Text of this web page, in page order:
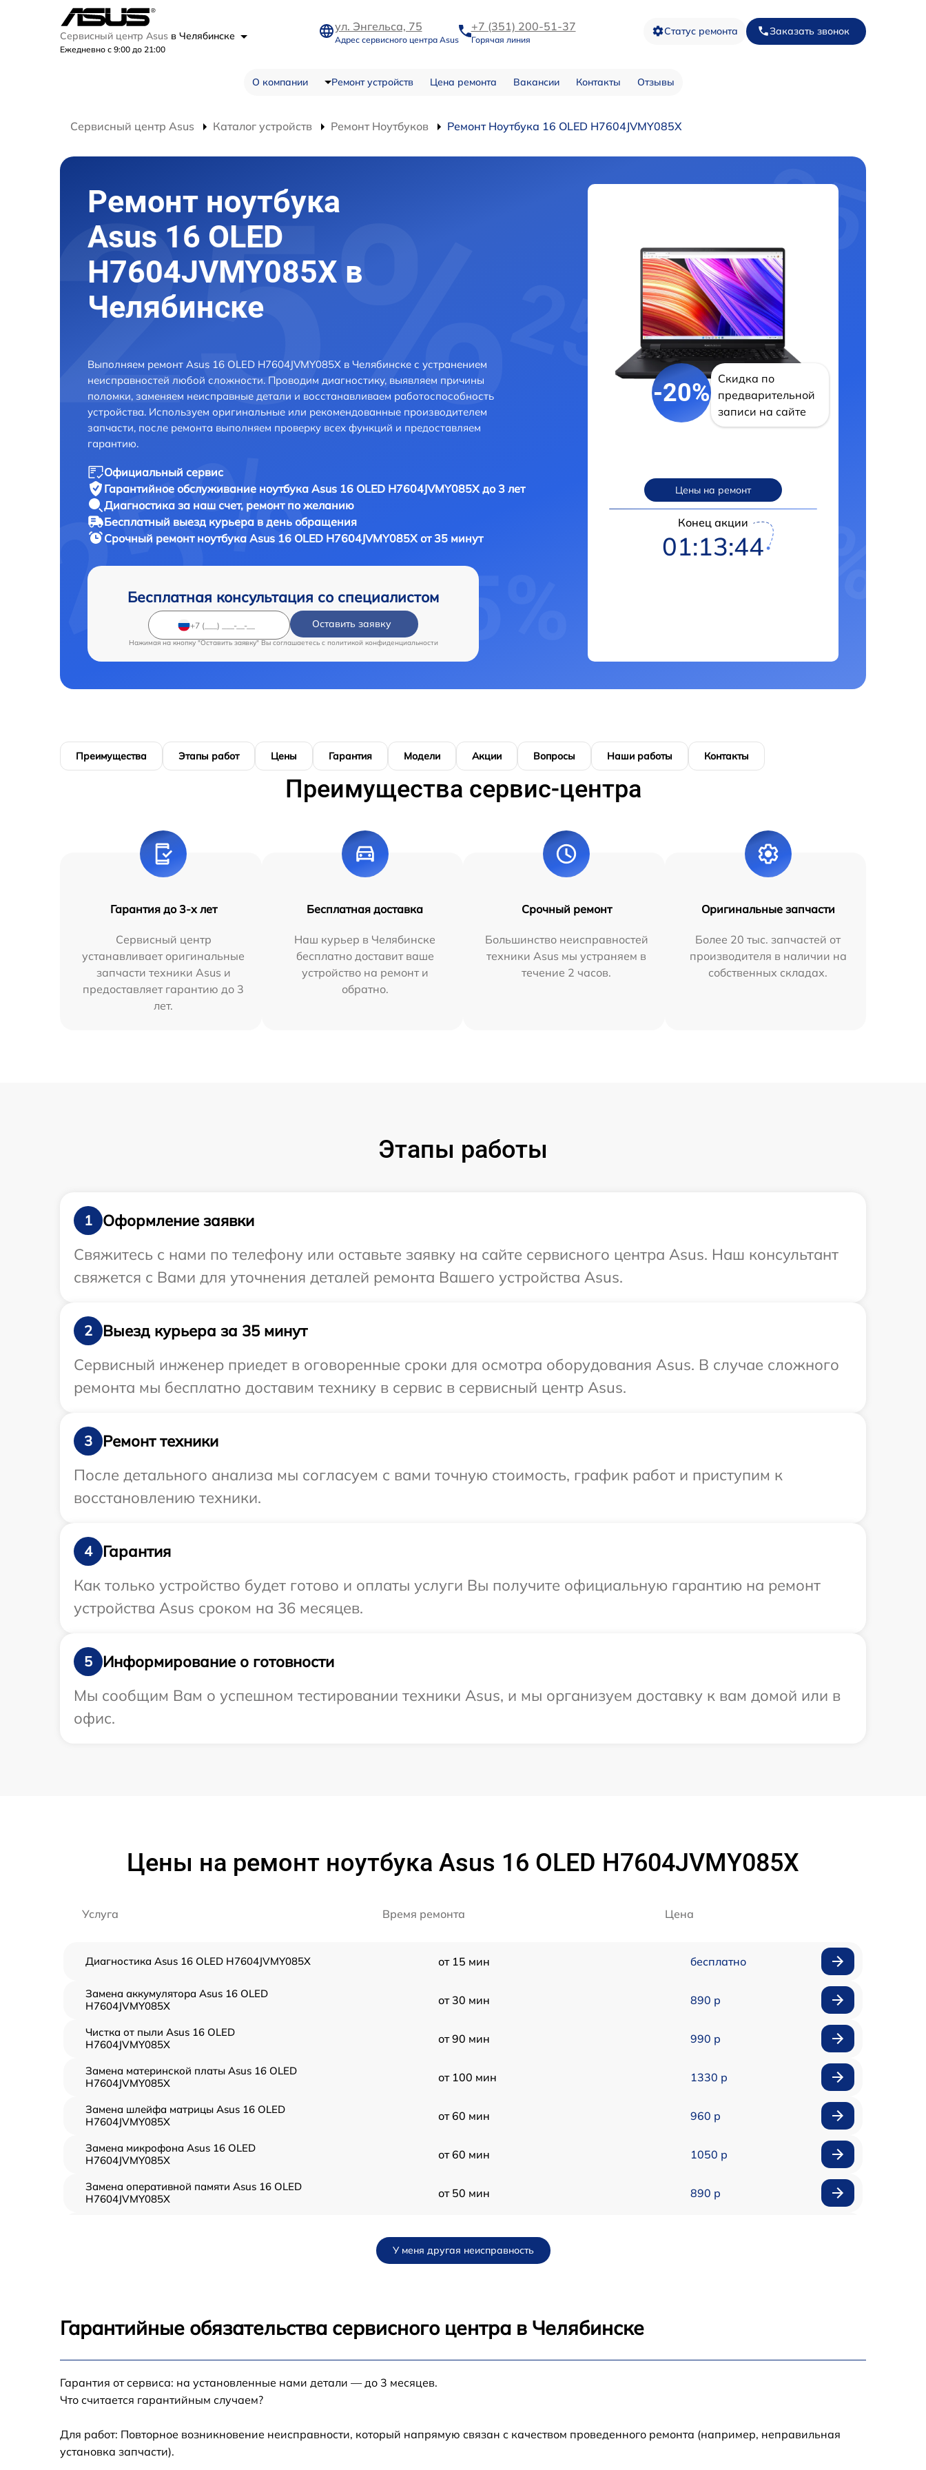
Сервисный центр Asus в Челябинске
Ежедневно с 9:00 до 21:00
ул. Энгельса, 75
Адрес сервисного центра Asus
+7 (351) 200-51-37
Горячая линия
Статус ремонта Заказать звонок
О компании Ремонт устройств Цена ремонта Вакансии Контакты Отзывы
Сервисный центр Asus Каталог устройств Ремонт Ноутбуков Ремонт Ноутбука 16 OLED H7604JVMY085X
Ремонт ноутбука
Asus 16 OLED
H7604JVMY085X в
Челябинске
Выполняем ремонт Asus 16 OLED H7604JVMY085X в Челябинске с устранением
неисправностей любой сложности. Проводим диагностику, выявляем причины
поломки, заменяем неисправные детали и восстанавливаем работоспособность
устройства. Используем оригинальные или рекомендованные производителем
запчасти, после ремонта выполняем проверку всех функций и предоставляем
гарантию.
Официальный сервис
Гарантийное обслуживание ноутбука Asus 16 OLED H7604JVMY085X до 3 лет
Диагностика за наш счет, ремонт по желанию
Бесплатный выезд курьера в день обращения
Срочный ремонт ноутбука Asus 16 OLED H7604JVMY085X от 35 минут
Бесплатная консультация со специалистом
Оставить заявку
Нажимая на кнопку "Оставить заявку" Вы соглашаетесь c политикой конфиденциальности
-20%
Скидка по
предварительной
записи на сайте
Цены на ремонт
Конец акции
01:13:43
Преимущества Этапы работ Цены Гарантия Модели Акции Вопросы Наши работы Контакты
Преимущества сервис-центра
Гарантия до 3-х лет
Сервисный центр
устанавливает оригинальные
запчасти техники Asus и
предоставляет гарантию до 3
лет.
Бесплатная доставка
Наш курьер в Челябинске
бесплатно доставит ваше
устройство на ремонт и
обратно.
Срочный ремонт
Большинство неисправностей
техники Asus мы устраняем в
течение 2 часов.
Оригинальные запчасти
Более 20 тыс. запчастей от
производителя в наличии на
собственных складах.
Этапы работы
1
Оформление заявки
Свяжитесь с нами по телефону или оставьте заявку на сайте сервисного центра Asus. Наш консультант
свяжется с Вами для уточнения деталей ремонта Вашего устройства Asus.
2
Выезд курьера за 35 минут
Сервисный инженер приедет в оговоренные сроки для осмотра оборудования Asus. В случае сложного
ремонта мы бесплатно доставим технику в сервис в сервисный центр Asus.
3
Ремонт техники
После детального анализа мы согласуем с вами точную стоимость, график работ и приступим к
восстановлению техники.
4
Гарантия
Как только устройство будет готово и оплаты услуги Вы получите официальную гарантию на ремонт
устройства Asus сроком на 36 месяцев.
5
Информирование о готовности
Мы сообщим Вам о успешном тестировании техники Asus, и мы организуем доставку к вам домой или в
офис.
Цены на ремонт ноутбука Asus 16 OLED H7604JVMY085X
Услуга Время ремонта Цена
Диагностика Asus 16 OLED H7604JVMY085X от 15 мин бесплатно
Замена аккумулятора Asus 16 OLED
H7604JVMY085X
от 30 мин 890 р
Чистка от пыли Asus 16 OLED
H7604JVMY085X
от 90 мин 990 р
Замена материнской платы Asus 16 OLED
H7604JVMY085X
от 100 мин 1330 р
Замена шлейфа матрицы Asus 16 OLED
H7604JVMY085X
от 60 мин 960 р
Замена микрофона Asus 16 OLED
H7604JVMY085X
от 60 мин 1050 р
Замена оперативной памяти Asus 16 OLED
H7604JVMY085X
от 50 мин 890 р
Замена экрана Asus 16 OLED
H7604JVMY085X
H7604JVMY085X
Восстановление данных Asus 16 OLED
У меня другая неисправность
Гарантийные обязательства сервисного центра в Челябинске
Гарантия от сервиса: на установленные нами детали — до 3 месяцев.
Что считается гарантийным случаем?
Для работ: Повторное возникновение неисправности, который напрямую связан с качеством проведенного ремонта (например, неправильная
установка запчасти).